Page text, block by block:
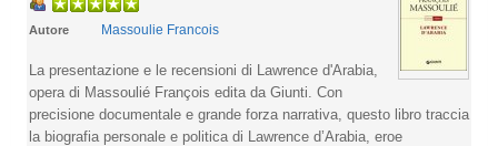
Autore Massoulie Francois
La presentazione e le recensioni di Lawrence d'Arabia,
opera di Massoulié François edita da Giunti. Con
precisione documentale e grande forza narrativa, questo libro traccia
la biografia personale e politica di Lawrence d’Arabia, eroe